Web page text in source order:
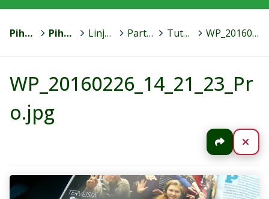
Pihtipudas > Pihtiputaan lukio - Huipputulos seuraa hyvää arkea! > Linjavaihtoehdot > Partio- ja johtajalinja (@partiolukio) > Tutustu linjaan kuvien kautta > WP_20160226_14_21_23_Pro.jpg
WP_20160226_14_21_23_Pr
o.jpg
Jaa